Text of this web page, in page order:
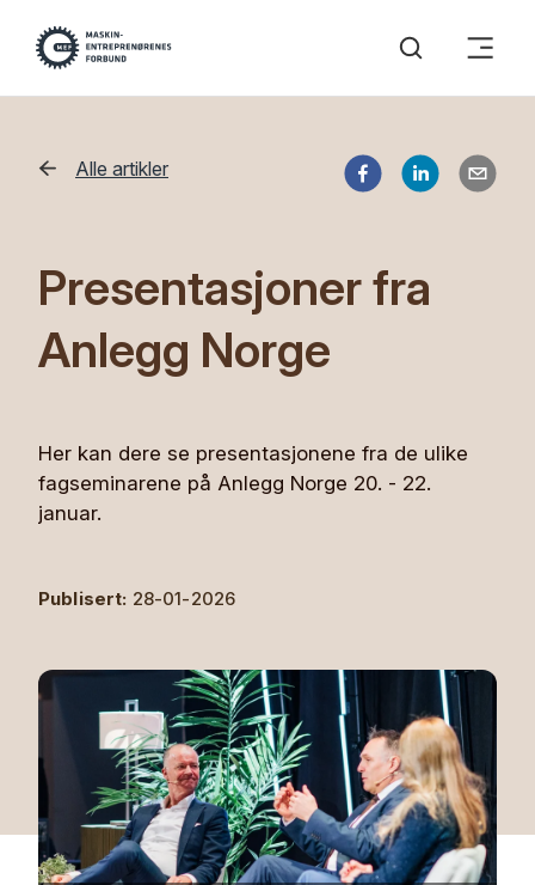
Alle artikler
Presentasjoner fra
Anlegg Norge
Her kan dere se presentasjonene fra de ulike
fagseminarene på Anlegg Norge 20. - 22.
januar.
Publisert: 28-01-2026